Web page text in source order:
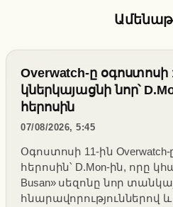
Overwatch-ը օգոստոսի
կներկայացնի նոր՝
հերոսին
07/08/2026, 5:45
Օգոստոսի 11-ին
հերոսին՝ D.Mon-ին, որը
Busan» սեզոնը նոր
հնարավորություններով